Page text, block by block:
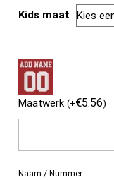
Kids maat
Maatwerk(+€5.56)
Naam / Nummer